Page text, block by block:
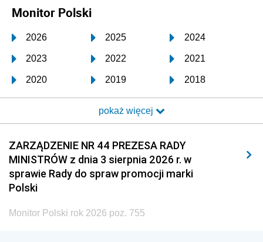
Monitor Polski
2026 2025 2024
2023 2022 2021
2020 2019 2018
2017 2016 2015
2014 2013 2012
2011 2010 2009
2008 2007 2006
2005
pokaż więcej
ZARZĄDZENIE NR 44 PREZESA RADY
MINISTRÓW z dnia 3 sierpnia 2026 r. w
sprawie Rady do spraw promocji marki
Polski
Monitor Polski rok 2026 poz. 755